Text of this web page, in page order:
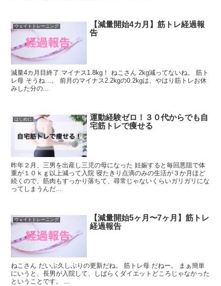
ウェイトトレーニング
【減量開始4カ月】筋トレ経過報
告
減量4カ月目終了 マイナス1.8kg！ ねこさん 2kg減ってないね。 筋ト
レ母 そうね…。 前月のマイナス2.2kgの0.2kgは、やはり筋トレお休
みした分の...
はじめに
運動経験ゼロ！３０代からでも自
宅筋トレで痩せる
昨年２月、三男を出産し三児の母になった 妊娠すると毎回悪阻で体
重が１０ｋｇ以上減って入院 寝たきり点滴のみの生活が３か月ほど
続くので、筋肉もすっかり落ちて、尋常じゃないくらいガリガリにな
ってしまうんだ...
ウェイトトレーニング
【減量開始5ヶ月〜7ヶ月】筋トレ
経過報告
ねこさん だいぶ久しぶりの更新だね。 筋トレ母 だねー。 まぁ簡単
にいうと、長男が入院して、しばらくダイエットどころじゃなかった
ということです。 ...